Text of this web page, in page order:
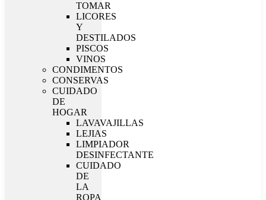
TOMAR
LICORES
Y
DESTILADOS
PISCOS
VINOS
CONDIMENTOS
CONSERVAS
CUIDADO
DE
HOGAR
LAVAVAJILLAS
LEJIAS
LIMPIADOR
DESINFECTANTE
CUIDADO
DE
LA
ROPA